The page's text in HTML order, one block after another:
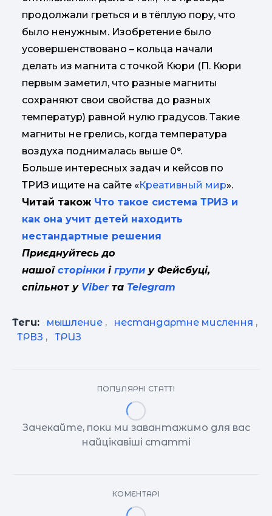
продолжали греться и в тёплую пору, что
было ненужным. Изобретение было
усовершенствовано – кольца начали
делать из магнита с точкой Кюри (П. Кюри
первым заметил, что разные магниты
сохраняют свои свойства до разных
температур) равной нулю градусов. Такие
магниты не грелись, когда температура
воздуха поднималась выше 0°.
Больше интересных задач и кейсов по
ТРИЗ ищите на сайте «Креативный мир».
Читай також Что такое система ТРИЗ и
как она учит детей находить
нестандартные решения
Приєднуйтесь до
нашої сторінки і групи у Фейсбуці,
спільнот у Viberта Telegram
Теги: мышление , нестандартне мислення ,
ТРВЗ , ТРИЗ
ПОПУЛЯРНІ СТАТТІ
Зачекайте, поки ми завантажимо для вас
найцікавіші статті
КОМЕНТАРІ